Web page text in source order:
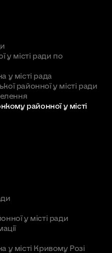
у місті ради по
у місті рада
районної у місті ради
районної у місті
у місті ради
у місті Кривому Розі